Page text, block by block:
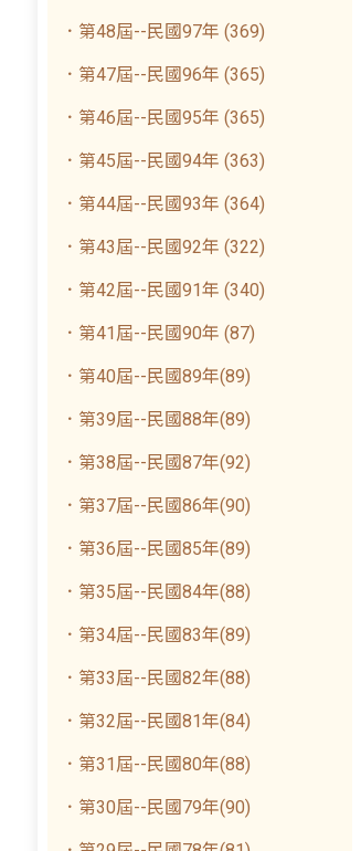
．第48屆--民國97年 (369)
．第47屆--民國96年 (365)
．第46屆--民國95年 (365)
．第45屆--民國94年 (363)
．第44屆--民國93年 (364)
．第43屆--民國92年 (322)
．第42屆--民國91年 (340)
．第41屆--民國90年 (87)
．第40屆--民國89年(89)
．第39屆--民國88年(89)
．第38屆--民國87年(92)
．第37屆--民國86年(90)
．第36屆--民國85年(89)
．第35屆--民國84年(88)
．第34屆--民國83年(89)
．第33屆--民國82年(88)
．第32屆--民國81年(84)
．第31屆--民國80年(88)
．第30屆--民國79年(90)